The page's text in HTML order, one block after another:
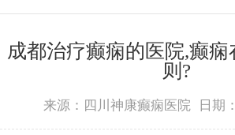
成都治疗癫痫的医院,癫痫
则?
来源：四川神康癫痫医院 日期